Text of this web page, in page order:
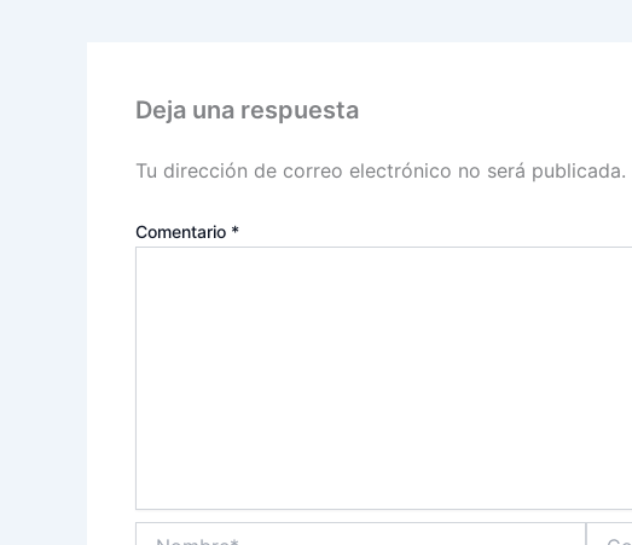
Deja una respuesta
Tu dirección de correo electrónico no será publicada.
Comentario *